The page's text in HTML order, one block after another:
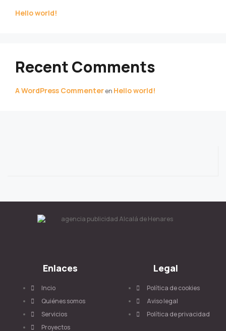
Hello world!
Recent Comments
A WordPress Commenteren Hello world!
Enlaces
Incio
Quiénes somos
Servicios
Proyectos
Legal
Política de cookies
Aviso legal
Política de privacidad